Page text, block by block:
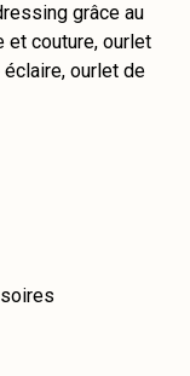
grâce au
et couture, ourlet
ourlet de